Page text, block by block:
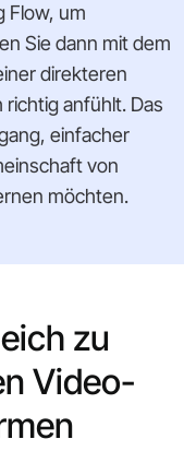
Flow, um
Sie dann mit dem
direkteren
anfühlt. Das
einfacher
von
möchten.
zu
Video-